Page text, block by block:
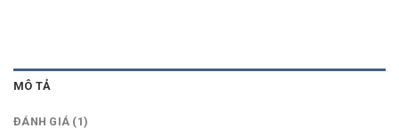
MÔ TẢ
ĐÁNH GIÁ (1)